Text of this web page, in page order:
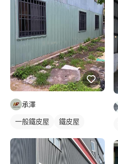
承澤
一般鐵皮屋
鐵皮屋